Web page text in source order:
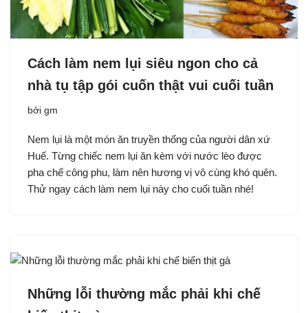
Cách làm nem lụi siêu ngon cho cả
nhà tụ tập gói cuốn thật vui cuối tuần
bởi gm
Nem lụi là một món ăn truyền thống của người dân xứ
Huế. Từng chiếc nem lụi ăn kèm với nước lèo được
pha chế công phu, làm nên hương vị vô cùng khó quên.
Thử ngay cách làm nem lụi này cho cuối tuần nhé!
Những lỗi thường mắc phải khi chế